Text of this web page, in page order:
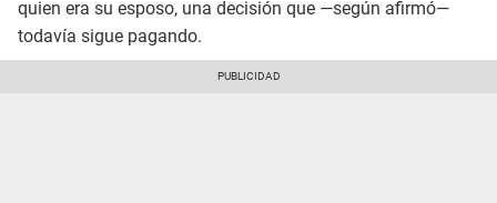
quien era su esposo, una decisión que —según afirmó—
todavía sigue pagando.